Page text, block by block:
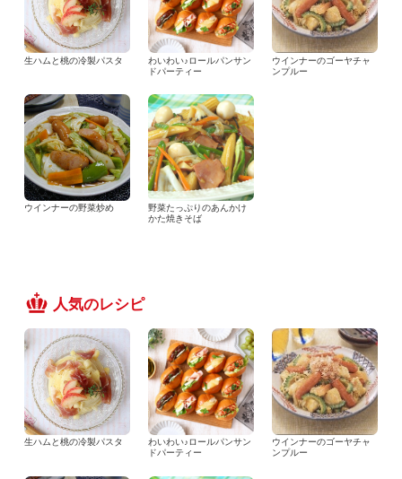
生ハムと桃の冷製パスタ
わいわい♪ロールパンサン
ドパーティー
ウインナーのゴーヤチャ
ンプルー
ウインナーの野菜炒め
野菜たっぷりのあんかけ
かた焼きそば
人気のレシピ
生ハムと桃の冷製パスタ
わいわい♪ロールパンサン
ドパーティー
ウインナーのゴーヤチャ
ンプルー